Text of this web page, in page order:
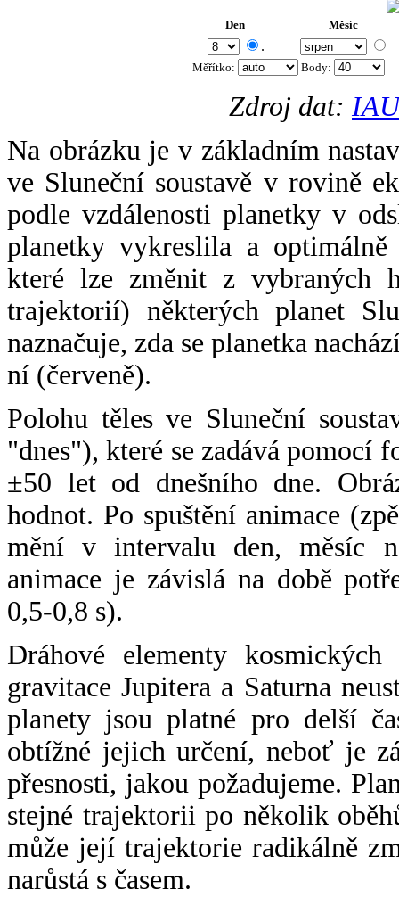
Den Měsíc
.
Měřítko: Body:
Zdroj dat:
Na obrázku je v základním
ve Sluneční soustavě v rovině
podle vzdálenosti planetky v
planetky vykreslila a
které lze změnit z vybraných
trajektorií) některých planet
naznačuje, zda se planetka
ní (červeně).
Polohu těles ve Sluneční
"dnes"), které se zadává pomocí
±50 let od dnešního dne.
hodnot. Po spuštění animace
mění v intervalu den, měsíc
animace je závislá na době
0,5-0,8 s).
Dráhové elementy
gravitace Jupitera a Saturna
planety jsou platné pro delší
obtížné jejich určení, neboť je
přesnosti, jakou požadujeme.
stejné trajektorii po několik
může její trajektorie radikálně
narůstá s časem.